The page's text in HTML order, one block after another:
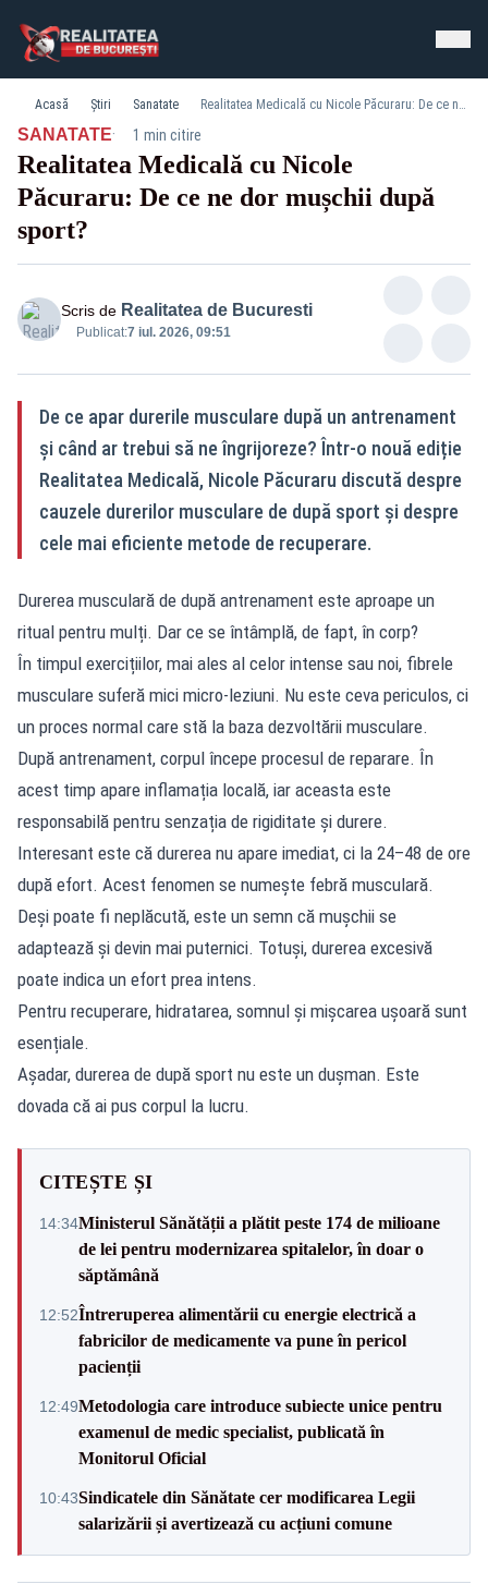
Acasă Știri Sanatate Realitatea Medicală cu Nicole Păcuraru: De ce ne dor mușchii după sport?
SANATATE· 1 min citire
Realitatea Medicală cu Nicole
Păcuraru: De ce ne dor mușchii după
sport?
Scris de Realitatea de Bucuresti
Publicat:7 iul. 2026, 09:51
De ce apar durerile musculare după un antrenament
și când ar trebui să ne îngrijoreze? Într-o nouă ediție
Realitatea Medicală, Nicole Păcuraru discută despre
cauzele durerilor musculare de după sport și despre
cele mai eficiente metode de recuperare.
Durerea musculară de după antrenament este aproape un
ritual pentru mulți. Dar ce se întâmplă, de fapt, în corp?
În timpul exercițiilor, mai ales al celor intense sau noi, fibrele
musculare suferă mici micro-leziuni. Nu este ceva periculos, ci
un proces normal care stă la baza dezvoltării musculare.
După antrenament, corpul începe procesul de reparare. În
acest timp apare inflamația locală, iar aceasta este
responsabilă pentru senzația de rigiditate și durere.
Interesant este că durerea nu apare imediat, ci la 24–48 de ore
după efort. Acest fenomen se numește febră musculară.
Deși poate fi neplăcută, este un semn că mușchii se
adaptează și devin mai puternici. Totuși, durerea excesivă
poate indica un efort prea intens.
Pentru recuperare, hidratarea, somnul și mișcarea ușoară sunt
esențiale.
Așadar, durerea de după sport nu este un dușman. Este
dovada că ai pus corpul la lucru.
CITEȘTE ȘI
14:34Ministerul Sănătății a plătit peste 174 de milioane
de lei pentru modernizarea spitalelor, în doar o
săptămână
12:52Întreruperea alimentării cu energie electrică a
fabricilor de medicamente va pune în pericol
pacienții
12:49Metodologia care introduce subiecte unice pentru
examenul de medic specialist, publicată în
Monitorul Oficial
10:43Sindicatele din Sănătate cer modificarea Legii
salarizării și avertizează cu acțiuni comune